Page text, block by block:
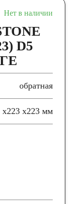
Нет в наличии
D5
обратная
x223 x223 мм